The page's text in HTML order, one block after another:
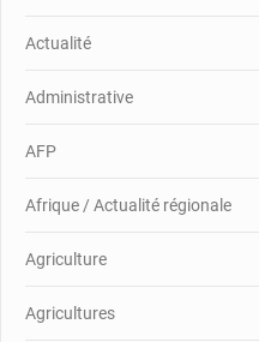
Actualité
Administrative
AFP
Afrique / Actualité régionale
Agriculture
Agricultures